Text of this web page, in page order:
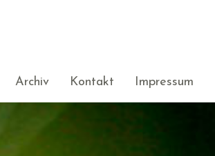
Archiv Kontakt Impressum